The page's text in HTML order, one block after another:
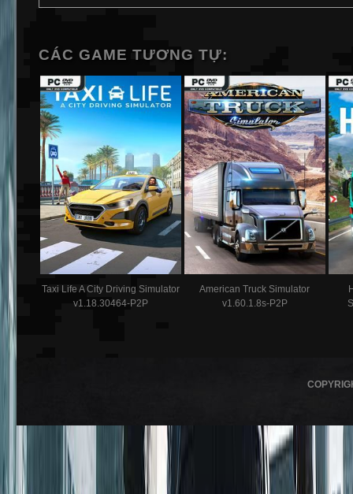
CÁC GAME TƯƠNG TỰ:
Taxi Life A City Driving Simulator
v1.18.30464-P2P
American Truck Simulator
v1.60.1.8s-P2P